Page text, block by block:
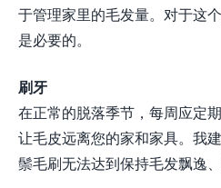
于管理家里的毛发量。对于这
是必要的。
刷牙
在正常的脱落季节，每周应定
让毛皮远离您的家和家具。我
鬃毛刷无法达到保持毛发飘逸